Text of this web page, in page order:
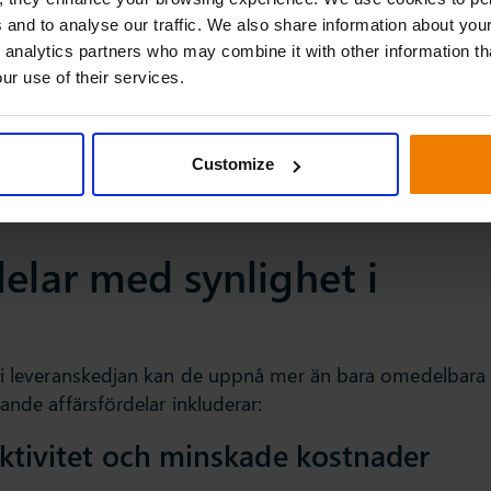
to analyse our traffic. We also share information about
partners who may combine it with other information
use of their services.
Customize
och etisk inköp. I takt med att reglerna kring
blir strängare blir det allt viktigare att kunna
(leverantörer, tillverkare, logistikleverantörer) och
att dela information och agera samstämmigt istället
med synlighet i
kan de uppnå mer än bara omedelbara
affärsfördelar inkluderar:
och minskade kostnader